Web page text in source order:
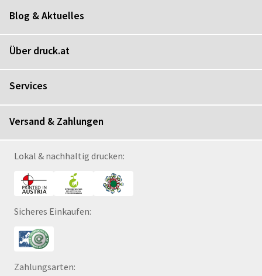
Blog & Aktuelles
Über druck.at
Services
Versand & Zahlungen
Lokal & nachhaltig drucken:
Sicheres Einkaufen:
Zahlungsarten: